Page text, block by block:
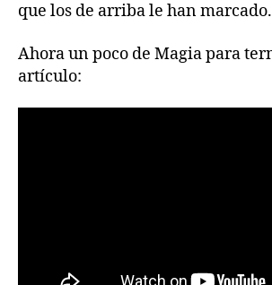
que los de arriba le han marcado.
Ahora un poco de Magia para
artículo: